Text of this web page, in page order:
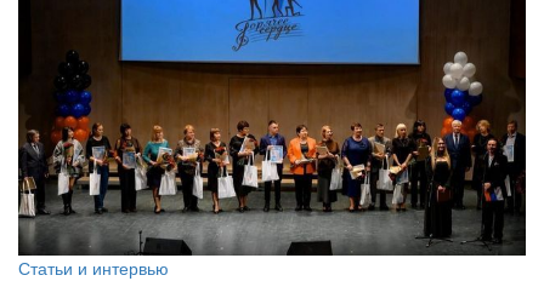
Статьи и интервью